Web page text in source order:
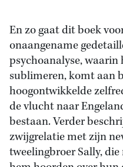
En zo gaat dit boek
onaangename
psychoanalyse,
sublimeren, komt aan
hoogontwikkelde
de vlucht naar
bestaan. Verder
zwijgrelatie met zijn
tweelingbroer Sally,